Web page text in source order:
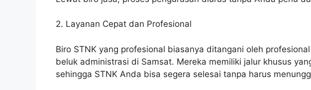
2. Layanan Cepat dan Profesional
Biro STNK yang profesional biasanya ditangani oleh
beluk administrasi di Samsat. Mereka memiliki jalur khusus
sehingga STNK Anda bisa segera selesai tanpa harus